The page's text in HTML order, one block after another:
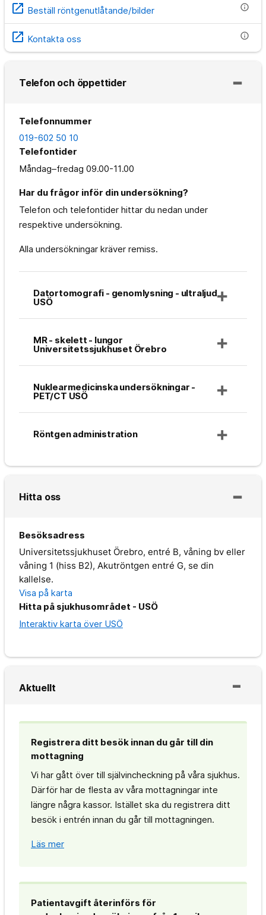
open_in_new Beställ röntgenutlåtande/bilder info
open_in_new Kontakta oss info
Telefon och öppettider
Telefonnummer
019-602 50 10
Telefontider
Måndag–fredag 09.00-11.00
Har du frågor inför din undersökning?
Telefon och telefontider hittar du nedan under
respektive undersökning.
Alla undersökningar kräver remiss.
Datortomografi - genomlysning - ultraljud
USÖ
MR - skelett - lungor
Universitetssjukhuset Örebro
Nuklearmedicinska undersökningar -
PET/CT USÖ
Röntgen administration
Hitta oss
Besöksadress
Universitetssjukhuset Örebro, entré B, våning bv eller
våning 1 (hiss B2), Akutröntgen entré G, se din
kallelse.
Visa på karta
Hitta på sjukhusområdet - USÖ
Interaktiv karta över USÖ
Aktuellt
Registrera ditt besök innan du går till din
mottagning
Vi har gått över till självincheckning på våra sjukhus.
Därför har de flesta av våra mottagningar inte
längre några kassor. Istället ska du registrera ditt
besök i entrén innan du går till mottagningen.
Läs mer
Patientavgift återinförs för